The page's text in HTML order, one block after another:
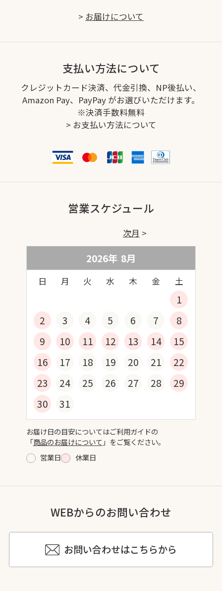
> お届けについて
支払い方法について
クレジットカード決済、代金引換、NP後払い、
Amazon Pay、PayPay がお選びいただけます。
※決済手数料無料
> お支払い方法について
営業スケジュール
2026年 8月
日 月 火 水 木 金 土
1
2
3 4 5 6 7
8
9
10 11 12 13 14
15
16
17 18 19 20 21
22
23
24 25 26 27 28
29
30
31
次月
お届け日の目安についてはご利用ガイドの
「商品のお届けについて 」をご覧ください。
営業日
休業日
WEBからのお問い合わせ
お問い合わせはこちらから